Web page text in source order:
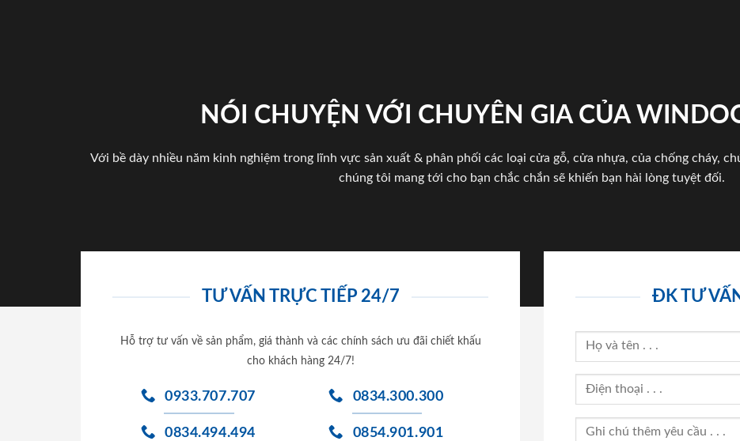
NÓI CHUYỆN VỚI CHUYÊN GIA CỦA
Với bề dày nhiều năm kinh nghiệm trong lĩnh vực sản xuất & phân phối các loại cửa gỗ, cửa nhựa, của chống cháy,
chúng tôi mang tới cho bạn chắc chắn sẽ khiến bạn hài lòng tuyệt đối.
TƯ VẤN TRỰC TIẾP 24/7
Hỗ trợ tư vấn về sản phẩm, giá thành và các chính sách ưu đãi chiết khấu
cho khách hàng 24/7!
0933.707.707
0834.494.494
0834.300.300
0854.901.901
ĐK TƯ